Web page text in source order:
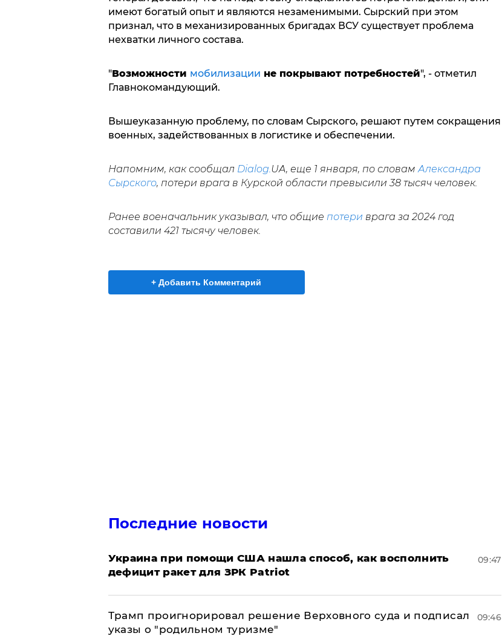
имеют богатый опыт и являются незаменимыми. Сырский при этом
признал, что в механизированных бригадах ВСУ существует проблема
нехватки личного состава.
"Возможности мобилизации не покрывают потребностей", - отметил
Главнокомандующий.
Вышеуказанную проблему, по словам Сырского, решают путем сокращения
военных, задействованных в логистике и обеспечении.
Напомним, как сообщал Dialog. UA, еще 1 января, по словам Александра
Сырского, потери врага в Курской области превысили 38 тысяч человек.
Ранее военачальник указывал, что общие потери врага за 2024 год
составили 421 тысячу человек.
+ Добавить Комментарий
Последние новости
Украина при помощи США нашла способ, как восполнить
дефицит ракет для ЗРК Patriot
09:47
Трамп проигнорировал решение Верховного суда и подписал
указы о "родильном туризме"
09:46